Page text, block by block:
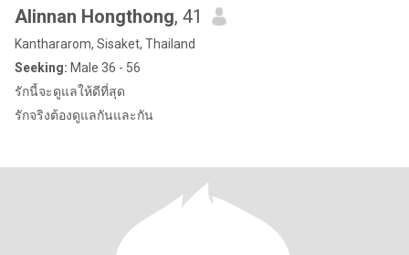
Alinnan Hongthong, 41
Kanthararom, Sisaket, Thailand
Seeking: Male 36 - 56
รักนี้จะดูแลให้ดีที่สุด
รักจริงต้องดูแลกันและกัน